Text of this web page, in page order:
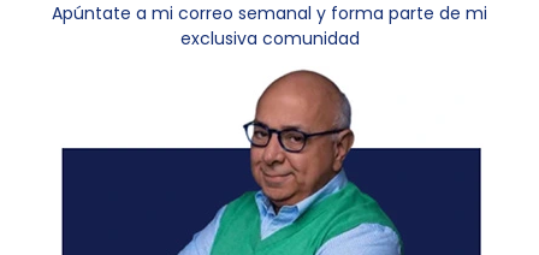
Apúntate a mi correo semanal y forma parte de mi
exclusiva comunidad